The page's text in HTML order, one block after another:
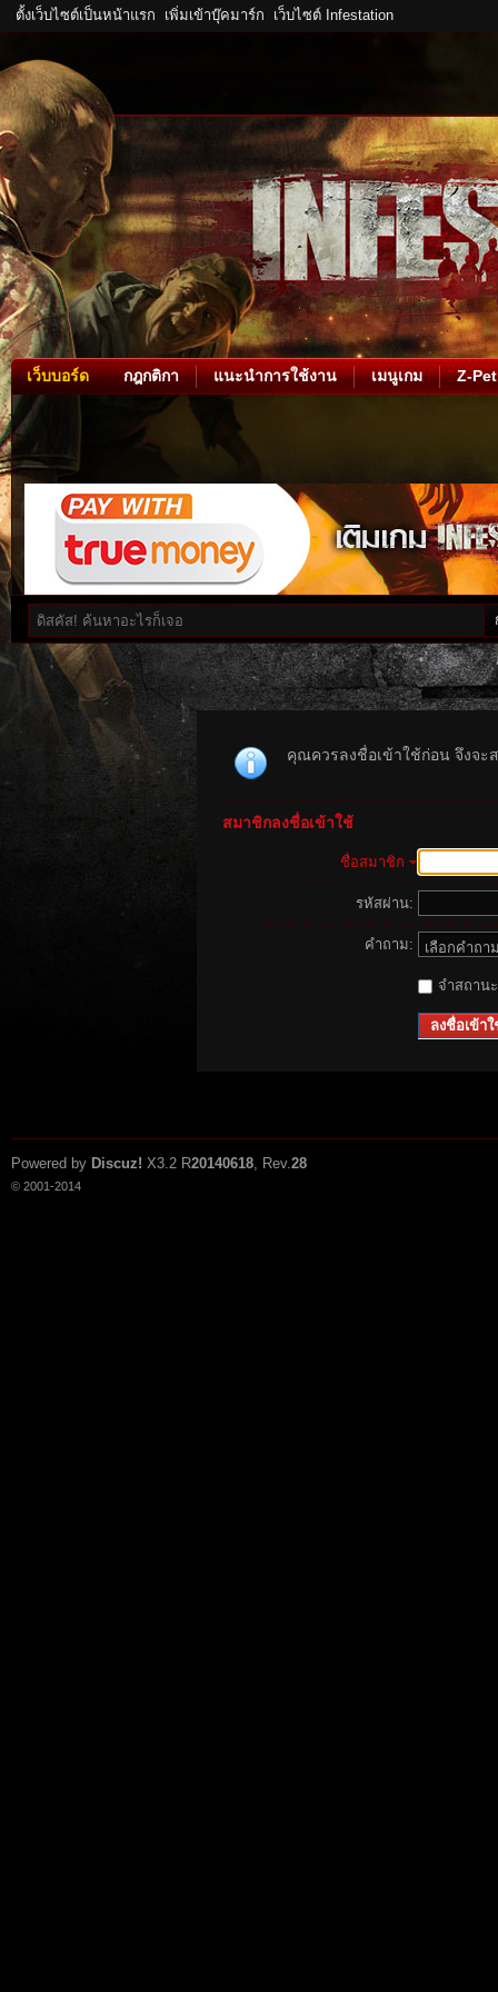
ตั้งเว็บไซต์เป็นหน้าแรก เพิ่มเข้าบุ๊คมาร์ก เว็บไซต์ Infestation
เว็บบอร์ด กฎกติกา แนะนำการใช้งาน เมนูเกม Z-Pet
คุณควรลงชื่อเข้าใช้ก่อน จึงจะ
สมาชิกลงชื่อเข้าใช้
ชื่อสมาชิก
รหัสผ่าน:
คำถาม:
จำสถาน
ลงชื่อเข้าใ
Powered by Discuz! X3.2 R20140618, Rev.28
© 2001-2014